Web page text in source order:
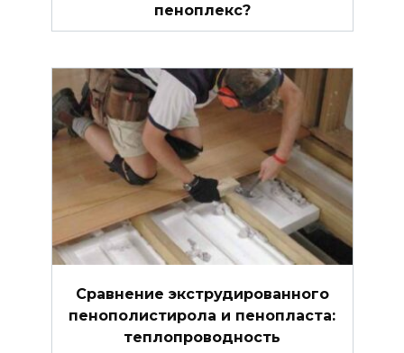
пеноплекс?
Сравнение экструдированного
пенополистирола и пенопласта:
теплопроводность